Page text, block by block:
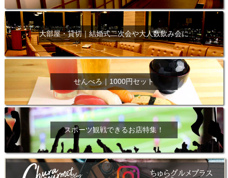
大部屋・貸切｜結婚式二次会や大人数飲み会に
せんべろ｜1000円セット
スポーツ観戦できるお店特集！